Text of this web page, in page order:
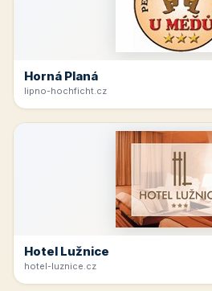
Horná Planá
lipno-hochficht.cz
Hotel Lužnice
hotel-luznice.cz